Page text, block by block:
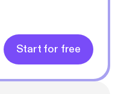
Start for free